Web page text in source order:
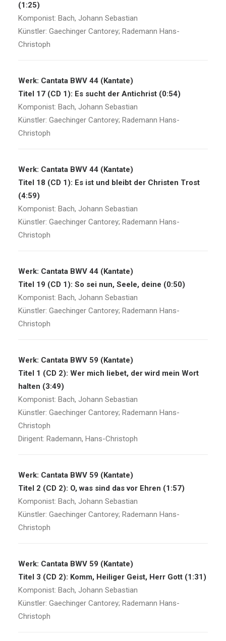
(1:25)
Komponist: Bach, Johann Sebastian
Künstler: Gaechinger Cantorey; Rademann Hans-
Christoph
Werk: Cantata BWV 44 (Kantate)
Titel 17 (CD 1): Es sucht der Antichrist (0:54)
Komponist: Bach, Johann Sebastian
Künstler: Gaechinger Cantorey; Rademann Hans-
Christoph
Werk: Cantata BWV 44 (Kantate)
Titel 18 (CD 1): Es ist und bleibt der Christen Trost
(4:59)
Komponist: Bach, Johann Sebastian
Künstler: Gaechinger Cantorey; Rademann Hans-
Christoph
Werk: Cantata BWV 44 (Kantate)
Titel 19 (CD 1): So sei nun, Seele, deine (0:50)
Komponist: Bach, Johann Sebastian
Künstler: Gaechinger Cantorey; Rademann Hans-
Christoph
Werk: Cantata BWV 59 (Kantate)
Titel 1 (CD 2): Wer mich liebet, der wird mein Wort
halten (3:49)
Komponist: Bach, Johann Sebastian
Künstler: Gaechinger Cantorey; Rademann Hans-
Christoph
Dirigent: Rademann, Hans-Christoph
Werk: Cantata BWV 59 (Kantate)
Titel 2 (CD 2): O, was sind das vor Ehren (1:57)
Komponist: Bach, Johann Sebastian
Künstler: Gaechinger Cantorey; Rademann Hans-
Christoph
Werk: Cantata BWV 59 (Kantate)
Titel 3 (CD 2): Komm, Heiliger Geist, Herr Gott (1:31)
Komponist: Bach, Johann Sebastian
Künstler: Gaechinger Cantorey; Rademann Hans-
Christoph